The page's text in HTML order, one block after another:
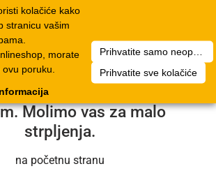
kolačiće kako
stranicu vašim
morate
poruku.
Prihvatite samo neophodne kolačiće
Prihvatite sve kolačiće
je do tehničke greške.
tim će uskoro rešiti
Molimo vas za malo
strpljenja.
na početnu stranu